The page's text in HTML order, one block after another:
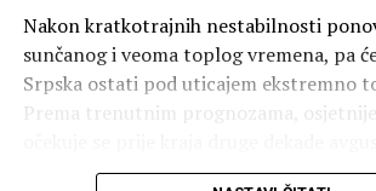
Nakon kratkotrajnih nestabilnosti
sunčanog i veoma toplog vremena, pa
Srpska ostati pod uticajem ekstremno
Prema trenutnim prognozama,